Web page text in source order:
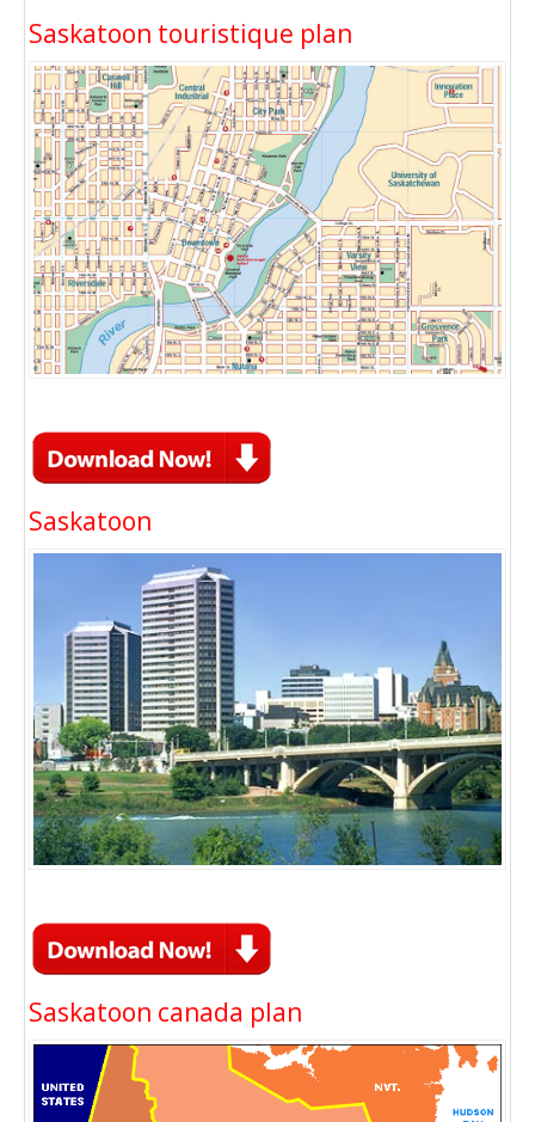
Saskatoon touristique plan
Saskatoon
Saskatoon canada plan